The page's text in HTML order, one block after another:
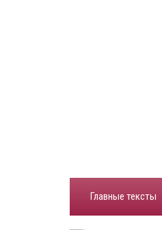
Главные тексты